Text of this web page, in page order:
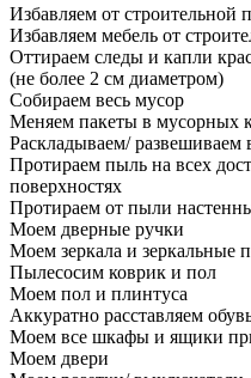
Избавляем от
Избавляем мебель от
Оттираем следы и капли
(не более 2 см диаметром)
Собираем весь мусор
Меняем пакеты в мусорных
Раскладываем/ развешиваем
Протираем пыль на всех
поверхностях
Протираем от пыли
Моем дверные ручки
Моем зеркала и зеркальные
Пылесосим коврик и пол
Моем пол и плинтуса
Аккуратно расставляем
Моем все шкафы и ящики
Моем двери